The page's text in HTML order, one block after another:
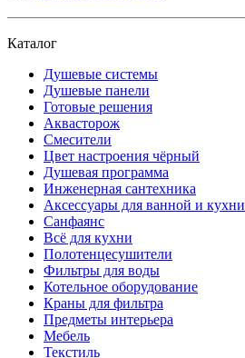
Каталог
Душевые системы
Душевые панели
Готовые решения
Аквасторож
Смесители
Цвет настроения чёрный
Душевая программа
Инженерная сантехника
Аксессуары для ванной и кухни
Санфаянс
Всё для кухни
Полотенцесушители
Фильтры для воды
Котельное оборудование
Краны для фильтра
Предметы интерьера
Мебель
Текстиль